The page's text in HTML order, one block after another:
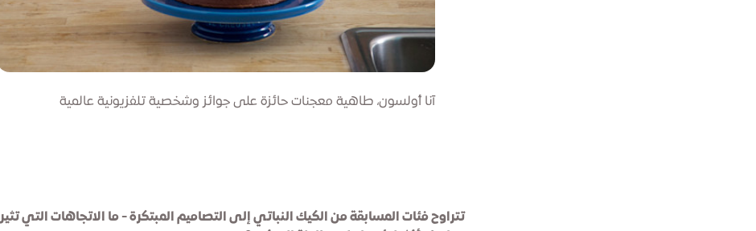
آنا أولسون، طاهية معجنات حائزة على جوائز وشخصية تلفزيونية عالمية
تتراوح فئات المسابقة من الكيك النباتي إلى التصاميم المبتكرة - ما الاتجاهات التي تثير